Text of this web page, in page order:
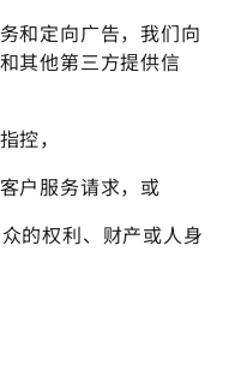
和定向广告，我们向
其他第三方提供信
控，
户服务请求，或
的权利、财产或人身